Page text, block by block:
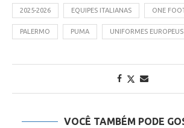
2025-2026 EQUIPES ITALIANAS ONE
PALERMO PUMA UNIFORMES EUROPEUS
VOCÊ TAMBÉM PODE